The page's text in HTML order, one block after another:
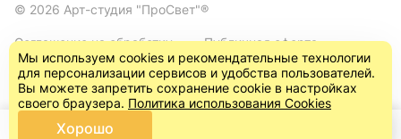
© 2026 Арт-студия "ПроСвет"®
Соглашение на обработку
персональных данных
Публичная оферта
(пользовательское
соглашение)
Мы используем cookies и рекомендательные технологии
для персонализации сервисов и удобства пользователей.
Вы можете запретить сохранение cookie в настройках
своего браузера. Политика использования Cookies
Хорошо